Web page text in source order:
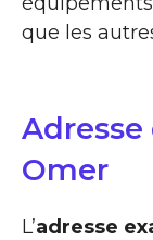
que les
Adresse
Omer
L’adresse